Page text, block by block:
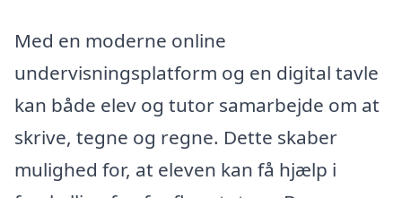
Med en moderne online
undervisningsplatform og en digital tavle
kan både elev og tutor samarbejde om at
skrive, tegne og regne. Dette skaber
mulighed for, at eleven kan få hjælp i